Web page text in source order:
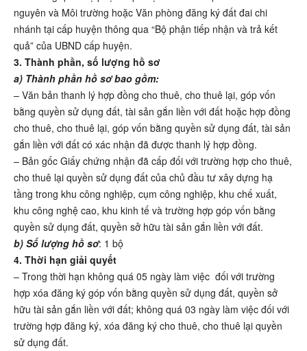
nguyên và Môi trường hoặc Văn phòng đăng ký đất đai chi
nhánh tại cấp huyện thông qua “Bộ phận tiếp nhận và trả kết
quả” của UBND cấp huyện.
3. Thành phần, số lượng hồ sơ
a) Thành phần hồ sơ bao gồm:
– Văn bản thanh lý hợp đồng cho thuê, cho thuê lại, góp vốn
bằng quyền sử dụng đất, tài sản gắn liền với đất hoặc hợp đồng
cho thuê, cho thuê lại, góp vốn bằng quyền sử dụng đất, tài sản
gắn liền với đất có xác nhận đã được thanh lý hợp đồng.
– Bản gốc Giấy chứng nhận đã cấp đối với trường hợp cho thuê,
cho thuê lại quyền sử dụng đất của chủ đầu tư xây dựng hạ
tầng trong khu công nghiệp, cụm công nghiệp, khu chế xuất,
khu công nghệ cao, khu kinh tế và trường hợp góp vốn bằng
quyền sử dụng đất, quyền sở hữu tài sản gắn liền với đất.
b) Số lượng hồ sơ: 1 bộ
4. Thời hạn giải quyết
– Trong thời hạn không quá 05 ngày làm việc đối với trường
hợp xóa đăng ký góp vốn bằng quyền sử dụng đất, quyền sở
hữu tài sản gắn liền với đất; không quá 03 ngày làm việc đối với
trường hợp đăng ký, xóa đăng ký cho thuê, cho thuê lại quyền
sử dụng đất.